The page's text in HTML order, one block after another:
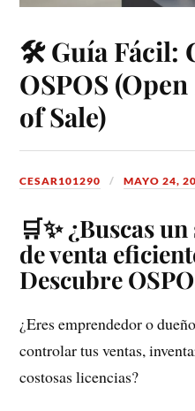
🛠️ Guía Fácil:
OSPOS
of Sale)
CESAR101290 MAYO 24,
🛒✨ ¿Buscas
de venta
Descubre
¿Eres emprendedor o
controlar tus ventas,
costosas licencias?